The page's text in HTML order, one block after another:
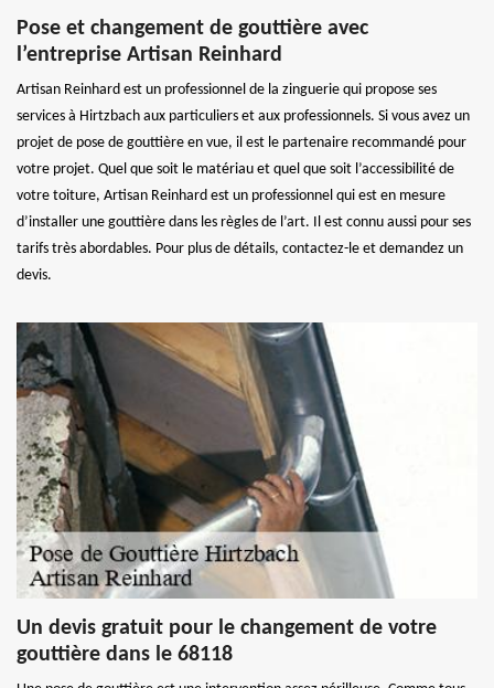
Pose et changement de gouttière avec
l’entreprise Artisan Reinhard
Artisan Reinhard est un professionnel de la zinguerie qui propose ses
services à Hirtzbach aux particuliers et aux professionnels. Si vous avez un
projet de pose de gouttière en vue, il est le partenaire recommandé pour
votre projet. Quel que soit le matériau et quel que soit l’accessibilité de
votre toiture, Artisan Reinhard est un professionnel qui est en mesure
d’installer une gouttière dans les règles de l’art. Il est connu aussi pour ses
tarifs très abordables. Pour plus de détails, contactez-le et demandez un
devis.
Un devis gratuit pour le changement de votre
gouttière dans le 68118